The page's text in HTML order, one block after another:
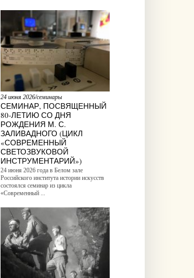
24 июня 2026/семинары
СЕМИНАР, ПОСВЯЩЕННЫЙ
80-ЛЕТИЮ СО ДНЯ
РОЖДЕНИЯ М. С.
ЗАЛИВАДНОГО (ЦИКЛ
«СОВРЕМЕННЫЙ
СВЕТОЗВУКОВОЙ
ИНСТРУМЕНТАРИЙ»)
24 июня 2026 года в Белом зале
Российского института истории искусств
состоялся семинар из цикла
«Современный ...